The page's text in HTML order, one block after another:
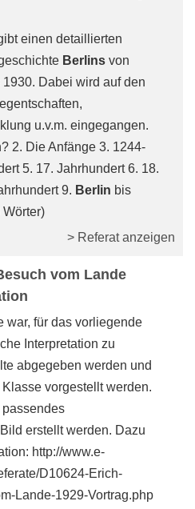
einen detaillierten
Berlins von
Dabei wird auf den
u.v.m. eingegangen.
2. Die Anfänge 3. 1244-
5. 17. Jahrhundert 6. 18.
9. Berlin bis
> Referat anzeigen
vom Lande
war, für das vorliegende
Interpretation zu
abgegeben werden und
vorgestellt werden.
erstellt werden. Dazu
http://www.e-
D10624-Erich-
Lande-1929-Vortrag.php